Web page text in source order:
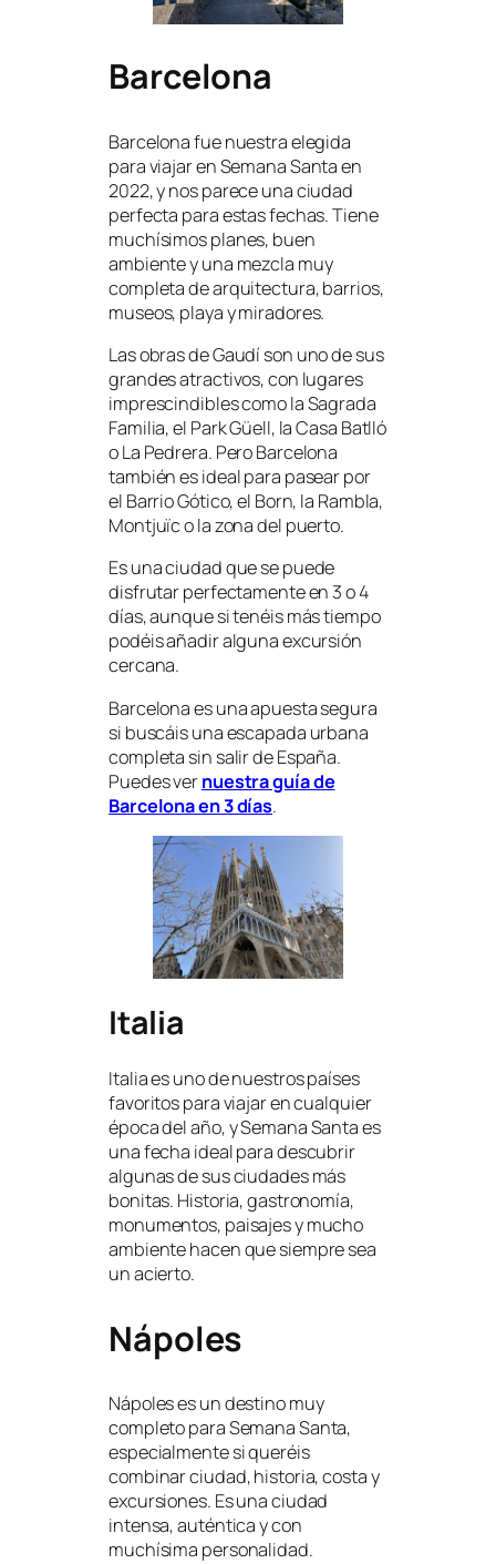
Barcelona
Barcelona fue nuestra elegida
para viajar en Semana Santa en
2022, y nos parece una ciudad
perfecta para estas fechas. Tiene
muchísimos planes, buen
ambiente y una mezcla muy
completa de arquitectura, barrios,
museos, playa y miradores.
Las obras de Gaudí son uno de sus
grandes atractivos, con lugares
imprescindibles como la Sagrada
Familia, el Park Güell, la Casa Batlló
o La Pedrera. Pero Barcelona
también es ideal para pasear por
el Barrio Gótico, el Born, la Rambla,
Montjuïc o la zona del puerto.
Es una ciudad que se puede
disfrutar perfectamente en 3 o 4
días, aunque si tenéis más tiempo
podéis añadir alguna excursión
cercana.
Barcelona es una apuesta segura
si buscáis una escapada urbana
completa sin salir de España.
Puedes vernuestra guía de
Barcelona en 3 días.
Italia
Italia es uno de nuestros países
favoritos para viajar en cualquier
época del año, y Semana Santa es
una fecha ideal para descubrir
algunas de sus ciudades más
bonitas. Historia, gastronomía,
monumentos, paisajes y mucho
ambiente hacen que siempre sea
un acierto.
Nápoles
Nápoles es un destino muy
completo para Semana Santa,
especialmente si queréis
combinar ciudad, historia, costa y
excursiones. Es una ciudad
intensa, auténtica y con
muchísima personalidad.